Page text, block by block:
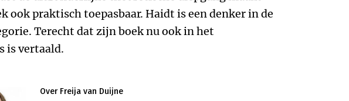
ook praktisch toepasbaar. Haidt is een denker in de
Terecht dat zijn boek nu ook in het
is vertaald.
Over Freija van Duijne